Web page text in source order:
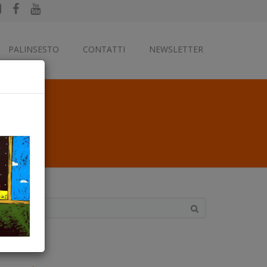
PALINSESTO CONTATTI NEWSLETTER